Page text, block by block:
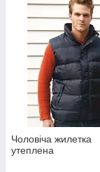
Чоловіча жилетка
утеплена